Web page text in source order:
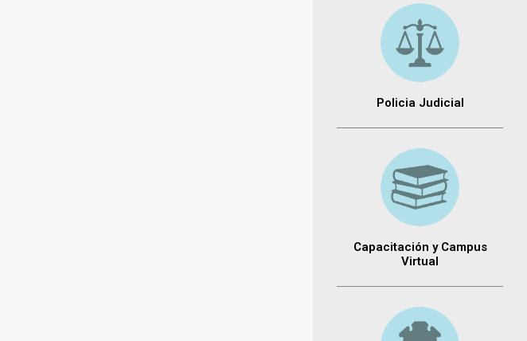
Policia Judicial
Capacitación y Campus
Virtual